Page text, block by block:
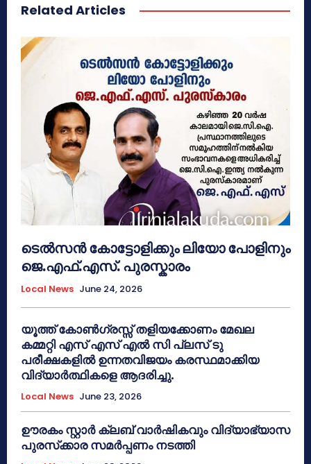
Related Articles
ടെൽസൻ കോട്ടോളിക്കും ലിയോ പോളിനും
ജെ.എഫ്.എസ്. പുരസ്കാരം
Local News June 24, 2026
യൂത്ത് കോൺഗ്രസ്സ് തളിയക്കോണം മേഖല
കമ്മറ്റി എസ് എസ് എൽ സി പ്ലസ് ടു
പരീക്ഷകളിൽ ഉന്നതവിജയം കരസ്ഥമാക്കിയ
വിദ്യാർത്ഥികളെ ആദരിച്ചു.
Local News June 23, 2026
ഊരകം സ്റ്റാർ ക്ലബ് വാർഷികവും വിദ്യാഭ്യാസ
പുരസ്‌ക്കാര സമർപ്പണം നടത്തി